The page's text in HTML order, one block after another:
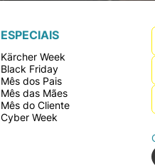
ESPECIAIS
Kärcher Week
Black Friday
Mês dos Pais
Mês das Mães
Mês do Cliente
Cyber Week